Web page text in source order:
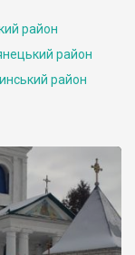
район
район
район